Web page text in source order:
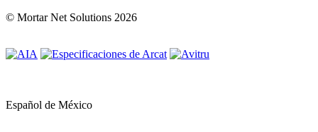
© Mortar Net Solutions 2026
Español de México